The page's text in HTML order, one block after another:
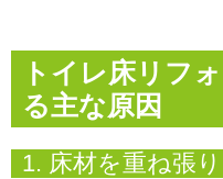
トイレ床リフ
る主な原因
1. 床材を重ね張